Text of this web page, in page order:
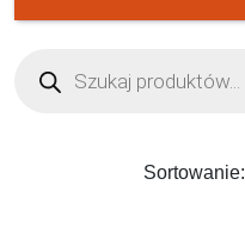
produktów
Sortowanie: